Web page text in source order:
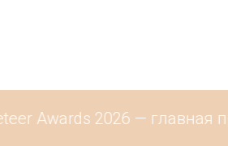
Awards 2026 — главная